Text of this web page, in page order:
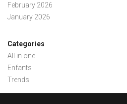
February 2026
January 2026
Categories
All in one
Enfants
Trends